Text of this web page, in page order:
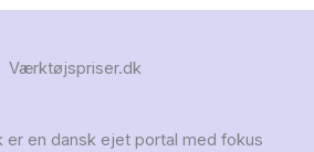
en dansk ejet portal med fokus